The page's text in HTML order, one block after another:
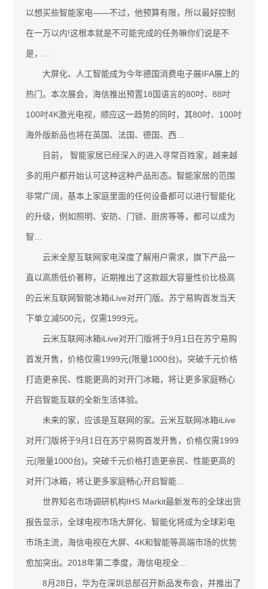
以想买些智能家电——不过，他预算有限，所以最好控制
在一万以内!这根本就是不可能完成的任务嘛你们说是不
是，…
大屏化、人工智能成为今年德国消费电子展IFA展上的
热门。本次展会，海信推出预置18国语言的80吋、88吋
100吋4K激光电视，顺应这一趋势的同时，其80吋、100吋
海外版新品也将在英国、法国、德国、西…
目前， 智能家居已经深入的进入寻常百姓家，越来越
多的用户都开始认可这种这种产品形态。智能家居的范围
非常广阔，基本上家庭里面的任何设备都可以进行智能化
的升级，例如照明、安防、门锁、厨房等等，都可以成为
智…
云米全屋互联网家电深度了解用户需求，旗下产品一
直以高质低价著称，近期推出了这款超大容量性价比极高
的云米互联网智能冰箱iLive对开门版。苏宁易购首发当天
下单立减500元，仅需1999元。
云米互联网冰箱iLive对开门版将于9月1日在苏宁易购
首发开售，价格仅需1999元(限量1000台)。突破千元价格
打造更亲民、性能更高的对开门冰箱，将让更多家庭畅心
开启智能互联的全新生活体验。
未来的家，应该是互联网的家。云米互联网冰箱iLive
对开门版将于9月1日在苏宁易购首发开售，价格仅需1999
元(限量1000台)。突破千元价格打造更亲民、性能更高的
对开门冰箱，将让更多家庭畅心开启智能…
世界知名市场调研机构IHS Markit最新发布的全球出货
报告显示，全球电视市场大屏化、智能化将成为全球彩电
市场主流，海信电视在大屏、4K和智能等高端市场的优势
愈加突出。2018年第二季度，海信电视全…
8月28日，华为在深圳总部召开新品发布会，并推出了